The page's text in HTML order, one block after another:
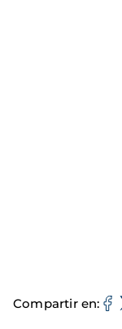
Compartir en